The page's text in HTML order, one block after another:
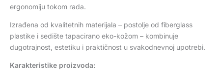
ergonomiju tokom rada.
Izrađena od kvalitetnih materijala – postolje od fiberglass
plastike i sedište tapacirano eko-kožom – kombinuje
dugotrajnost, estetiku i praktičnost u svakodnevnoj upotrebi.
Karakteristike proizvoda: